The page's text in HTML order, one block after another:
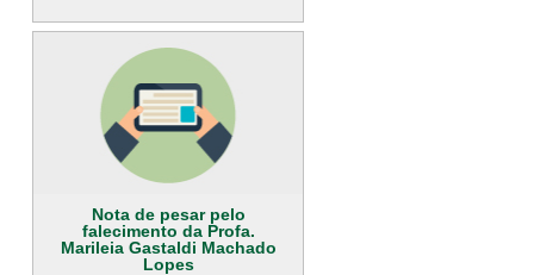
Nota de pesar pelo
falecimento da Profa.
Marileia Gastaldi Machado
Lopes